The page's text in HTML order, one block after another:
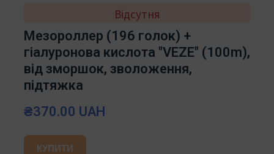
Відсутня
Мезороллер (196 голок) +
гіалуронова кислота "VEZE" (100m),
від зморшок, зволоження,
підтяжка
₴370.00 UAH
КУПИТИ